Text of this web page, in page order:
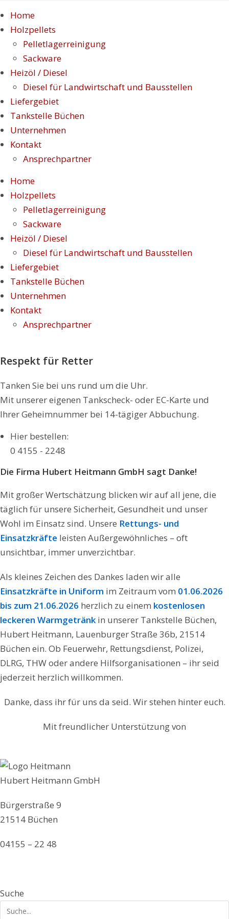
Inhalt
springen
Home
Holzpellets
Pelletlagerreinigung
Sackware
Heizöl / Diesel
Diesel für Landwirtschaft und Bausstellen
Liefergebiet
Tankstelle Büchen
Unternehmen
Kontakt
Ansprechpartner
Home
Holzpellets
Pelletlagerreinigung
Sackware
Heizöl / Diesel
Diesel für Landwirtschaft und Bausstellen
Liefergebiet
Tankstelle Büchen
Unternehmen
Kontakt
Ansprechpartner
Respekt für Retter
Tanken Sie bei uns rund um die Uhr.
Mit unserer eigenen Tankscheck- oder EC-Karte und
Ihrer Geheimnummer bei 14-tägiger Abbuchung.
Hier bestellen:
0 4155 - 2248
Die Firma Hubert Heitmann GmbH sagt Danke!
Mit großer Wertschätzung blicken wir auf all jene, die
täglich für unsere Sicherheit, Gesundheit und unser
Wohl im Einsatz sind. Unsere Rettungs- und
Einsatzkräfte leisten Außergewöhnliches – oft
unsichtbar, immer unverzichtbar.
Als kleines Zeichen des Dankes laden wir alle
Einsatzkräfte in Uniform im Zeitraum vom 01.06.2026
bis zum 21.06.2026 herzlich zu einem kostenlosen
leckeren Warmgetränk in unserer Tankstelle Büchen,
Hubert Heitmann, Lauenburger Straße 36b, 21514
Büchen ein. Ob Feuerwehr, Rettungsdienst, Polizei,
DLRG, THW oder andere Hilfsorganisationen – ihr seid
jederzeit herzlich willkommen.
Danke, dass ihr für uns da seid. Wir stehen hinter euch.
Mit freundlicher Unterstützung von
Hubert Heitmann GmbH
Bürgerstraße 9
21514 Büchen
04155 – 22 48
Suche